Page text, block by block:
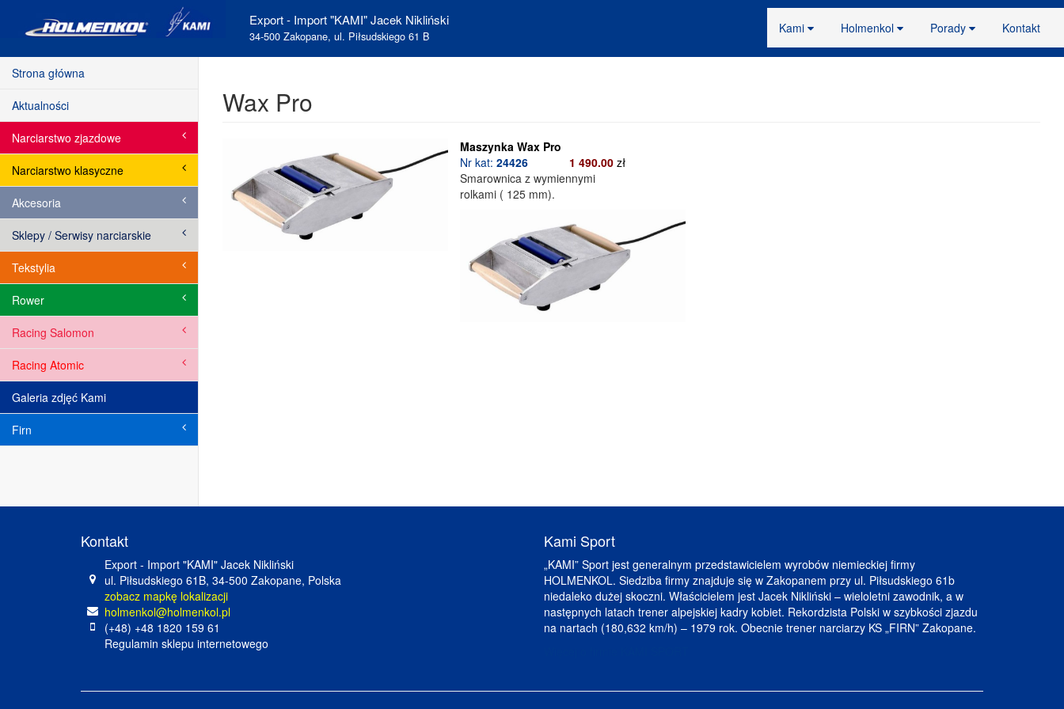
Export - Import "KAMI" Jacek Nikliński
34-500 Zakopane, ul. Piłsudskiego 61 B
Kami Holmenkol Porady Kontakt
Strona główna
Aktualności
Narciarstwo zjazdowe
Narciarstwo klasyczne
Akcesoria
Sklepy / Serwisy narciarskie
Tekstylia
Rower
Racing Salomon
Racing Atomic
Galeria zdjęć Kami
Firn
Wax Pro
Maszynka Wax Pro
Nr kat: 24426 1 490.00 zł
Smarownica z wymiennymi
rolkami ( 125 mm).
Kontakt
Export - Import "KAMI" Jacek Nikliński
ul. Piłsudskiego 61B, 34-500 Zakopane, Polska
zobacz mapkę lokalizacji
holmenkol@holmenkol.pl
(+48) +48 1820 159 61
Regulamin sklepu internetowego
Kami Sport
„KAMI” Sport jest generalnym przedstawicielem wyrobów niemieckiej firmy
HOLMENKOL. Siedziba firmy znajduje się w Zakopanem przy ul. Piłsudskiego 61b
niedaleko dużej skoczni. Właścicielem jest Jacek Nikliński – wieloletni zawodnik, a w
następnych latach trener alpejskiej kadry kobiet. Rekordzista Polski w szybkości zjazdu
na nartach (180,632 km/h) – 1979 rok. Obecnie trener narciarzy KS „FIRN” Zakopane.